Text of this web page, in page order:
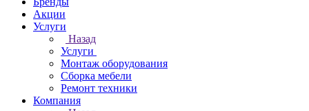
Акции
Услуги
Назад
Услуги
Монтаж оборудования
Сборка мебели
Ремонт техники
Компания